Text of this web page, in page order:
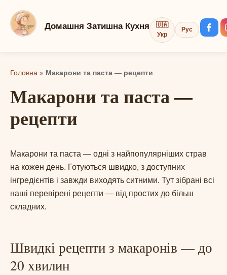
вмісту
Домашня Затишна Кухня
🇺🇦
Укр
Рус
Головна » Макарони та паста — рецепти
Макарони та паста —
рецепти
Макарони та паста — одні з найпопулярніших страв
на кожен день. Готуються швидко, з доступних
інгредієнтів і завжди виходять ситними. Тут зібрані всі
наші перевірені рецепти — від простих до більш
складних.
Швидкі рецепти з макаронів — до
20 хвилин